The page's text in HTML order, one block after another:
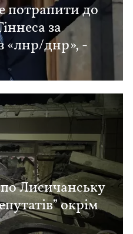
до
за
«лнр/днр», -
Лисичанську
окрім